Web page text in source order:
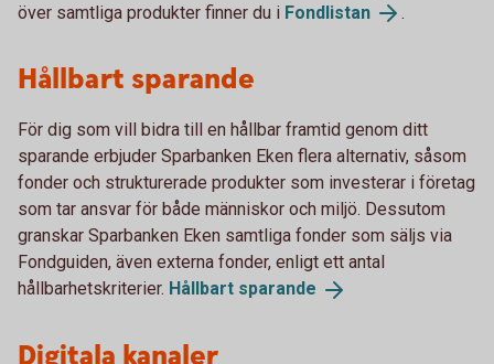
över samtliga produkter finner du i Fondlistan .
Hållbart sparande
För dig som vill bidra till en hållbar framtid genom ditt
sparande erbjuder Sparbanken Eken flera alternativ, såsom
fonder och strukturerade produkter som investerar i företag
som tar ansvar för både människor och miljö. Dessutom
granskar Sparbanken Eken samtliga fonder som säljs via
Fondguiden, även externa fonder, enligt ett antal
hållbarhetskriterier. Hållbart sparande